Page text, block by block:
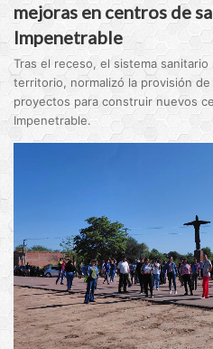
mejoras en centros de
Impenetrable
Tras el receso, el sistema
territorio, normalizó la provisión
proyectos para construir nuevos
Impenetrable.